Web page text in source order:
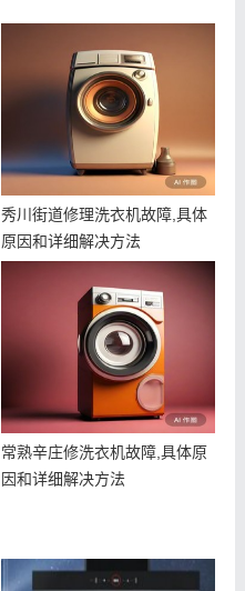
秀川街道修理洗衣机故障,具体
原因和详细解决方法
常熟辛庄修洗衣机故障,具体原
因和详细解决方法